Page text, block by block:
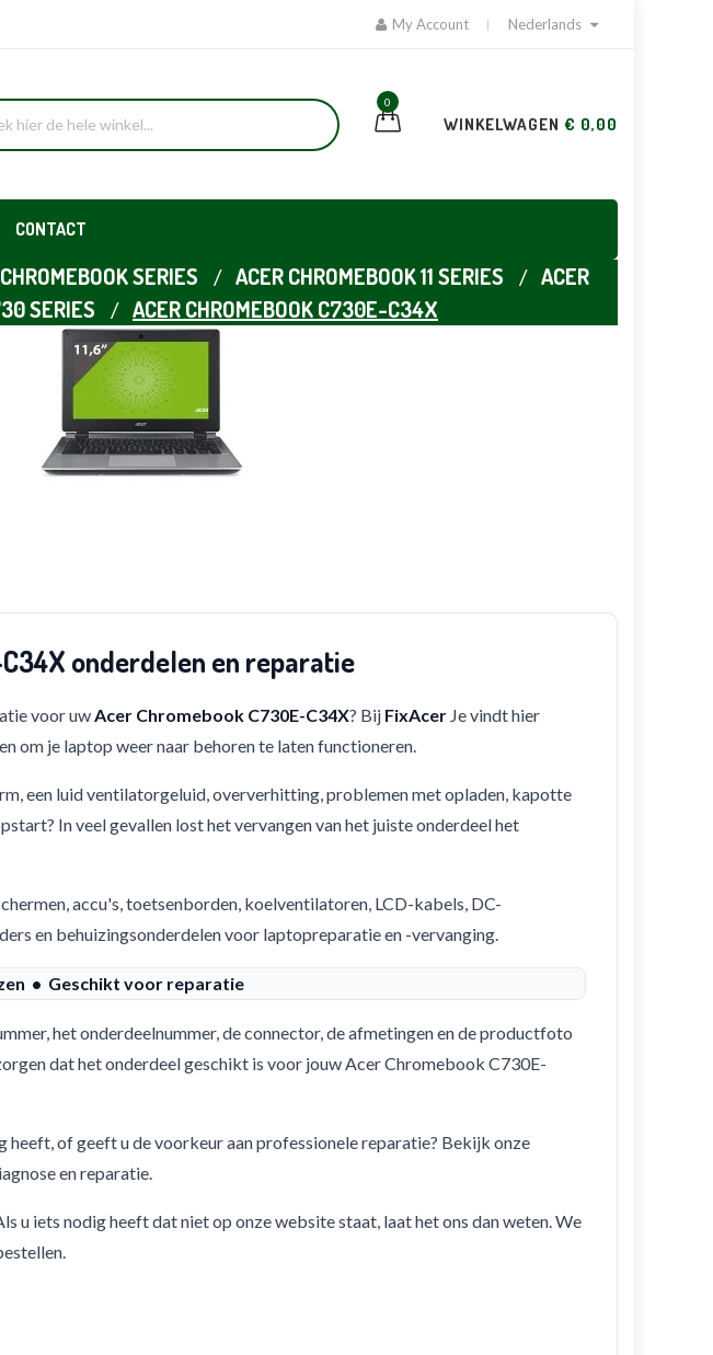
My Account Nederlands
0
WINKELWAGEN € 0,00
CONTACT
SERIES ACER CHROMEBOOK 11 SERIES
ACER
SERIES
ACER CHROMEBOOK C730E-C34X
onderdelen en reparatie
voor uwAcer Chromebook C730E-C34X? Bij FixAcer Je vindt hier
om je laptop weer naar behoren te laten functioneren.
een luid ventilatorgeluid, oververhitting, problemen met opladen, kapotte
In veel gevallen lost het vervangen van het juiste onderdeel het
accu's, toetsenborden, koelventilatoren, LCD-kabels, DC-
en behuizingsonderdelen voor laptopreparatie en -vervanging.
• Geschikt voor reparatie
het onderdeelnummer, de connector, de afmetingen en de productfoto
dat het onderdeel geschikt is voor jouw Acer Chromebook C730E-
heeft, of geeft u de voorkeur aan professionele reparatie? Bekijk onze
en reparatie.
u iets nodig heeft dat niet op onze website staat, laat het ons dan weten. We